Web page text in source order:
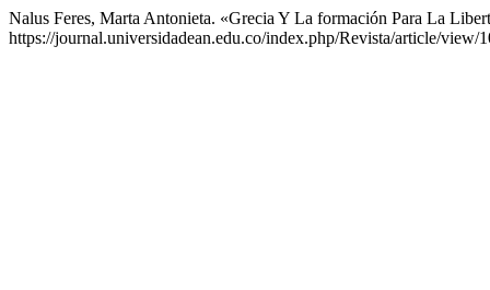
Nalus Feres, Marta Antonieta. «Grecia Y La formación Para La
https://journal.universidadean.edu.co/index.php/Revista/article/view/